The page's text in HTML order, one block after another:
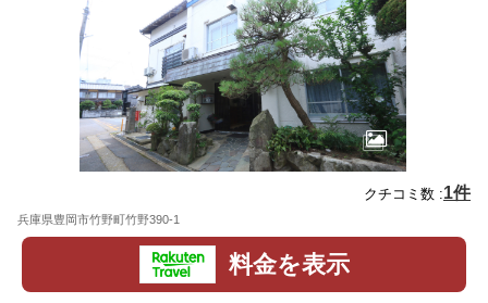
クチコミ数 :1件
兵庫県豊岡市竹野町竹野390-1
料金を表示